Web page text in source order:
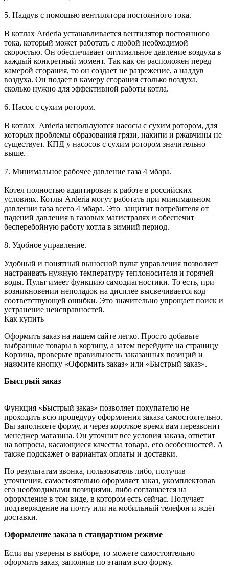
5. Наддув с помощью вентилятора постоянного тока.
В котлах Arderia устанавливается вентилятор постоянного
тока, который может работать с любой необходимой
скоростью. Он обеспечивает оптимальное давление воздуха в
каждый конкретный момент. Так как он расположен перед
камерой сгорания, то он создает не разрежение, а наддув
воздуха. Он подает в камеру сгорания столько воздуха,
сколько нужно для эффективной работы котла.
6. Насос с сухим ротором.
В котлах Arderia используются насосы с сухим ротором, для
которых проблемы образования грязи, накипи и ржавчины не
существует. КПД у насосов с сухим ротором значительно
выше.
7. Минимальное рабочее давление газа 4 мбара.
Котел полностью адаптирован к работе в российских
условиях. Котлы Arderia могут работать при минимальном
давлении газа всего 4 мбара. Это защитит потребителя от
падений давления в газовых магистралях и обеспечит
бесперебойную работу котла в зимний период.
8. Удобное управление.
Удобный и понятный выносной пульт управления позволяет
настраивать нужную температуру теплоносителя и горячей
воды. Пульт имеет функцию самодиагностики. То есть, при
возникновении неполадок на дисплее высвечивается код
соответствующей ошибки. Это значительно упрощает поиск и
устранение неисправностей.
Как купить
Оформить заказ на нашем сайте легко. Просто добавьте
выбранные товары в корзину, а затем перейдите на страницу
Корзина, проверьте правильность заказанных позиций и
нажмите кнопку «Оформить заказ» или «Быстрый заказ».
Быстрый заказ
Функция «Быстрый заказ» позволяет покупателю не
проходить всю процедуру оформления заказа самостоятельно.
Вы заполняете форму, и через короткое время вам перезвонит
менеджер магазина. Он уточнит все условия заказа, ответит
на вопросы, касающиеся качества товара, его особенностей. А
также подскажет о вариантах оплаты и доставки.
По результатам звонка, пользователь либо, получив
уточнения, самостоятельно оформляет заказ, укомплектовав
его необходимыми позициями, либо соглашается на
оформление в том виде, в котором есть сейчас. Получает
подтверждение на почту или на мобильный телефон и ждёт
доставки.
Оформление заказа в стандартном режиме
Если вы уверены в выборе, то можете самостоятельно
оформить заказ, заполнив по этапам всю форму.